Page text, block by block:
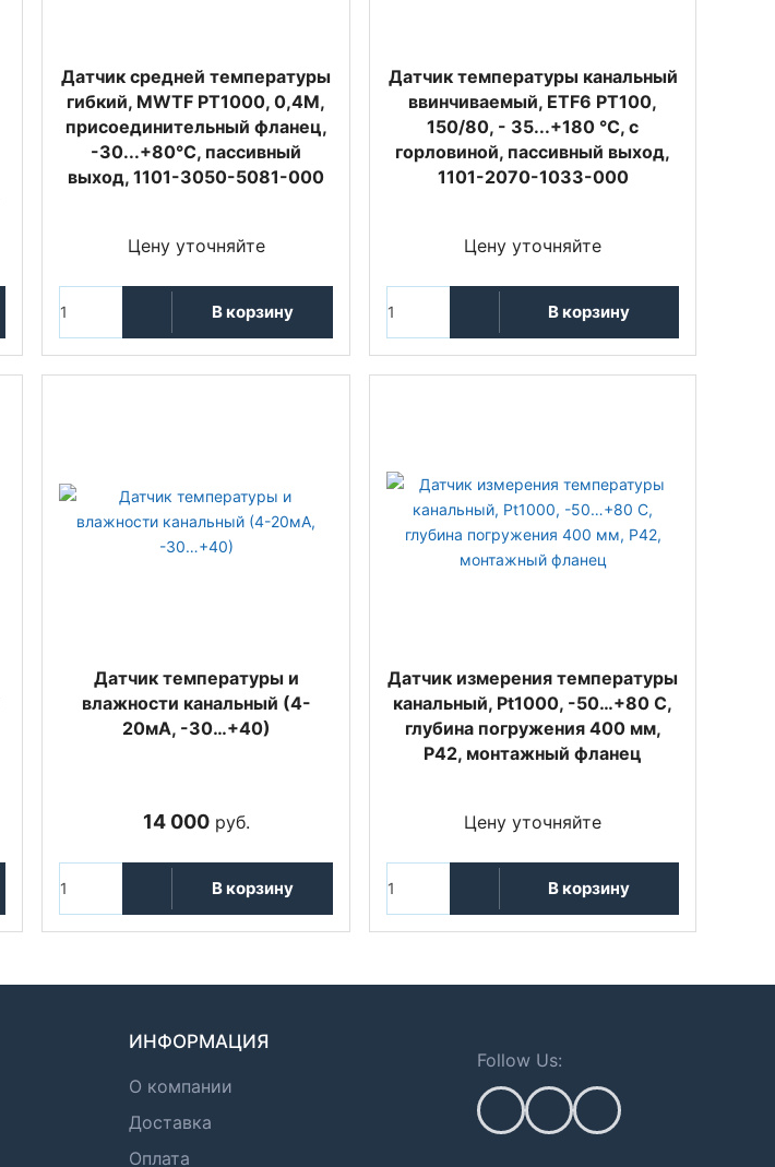
Датчик средней температуры
гибкий, MWTF PT1000, 0,4M,
присоединительный фланец,
-30...+80°C, пассивный
выход, 1101-3050-5081-000
Цену уточняйте
В корзину
Датчик температуры канальный
ввинчиваемый, ETF6 PT100,
150/80, - 35...+180 °C, с
горловиной, пассивный выход,
1101-2070-1033-000
Цену уточняйте
В корзину
Датчик температуры и
влажности канальный (4-
20мА, -30…+40)
14 000руб.
В корзину
Датчик измерения температуры
канальный, Pt1000, -50…+80 С,
глубина погружения 400 мм,
P42, монтажный фланец
Цену уточняйте
В корзину
ИНФОРМАЦИЯ
О компании
Доставка
Оплата
Follow Us: